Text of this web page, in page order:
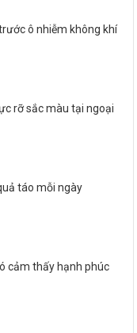
ô nhiễm không khí
rỡ sắc màu tại ngoại
táo mỗi ngày
cảm thấy hạnh phúc